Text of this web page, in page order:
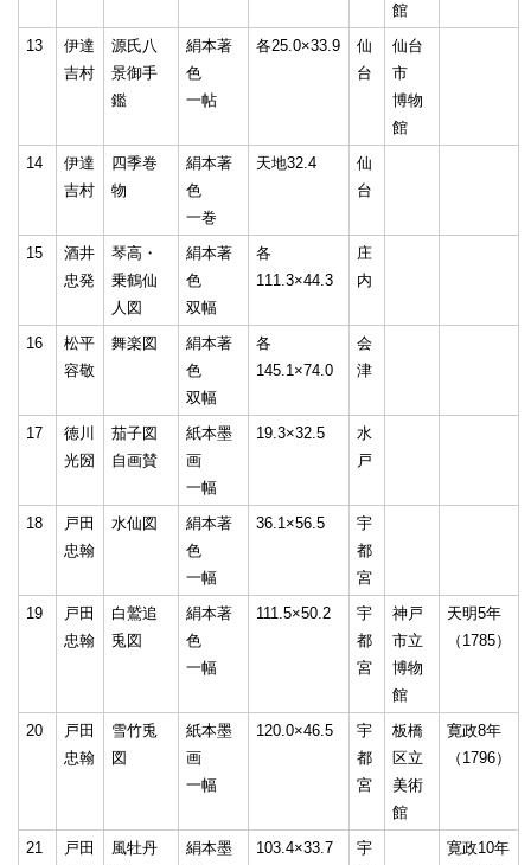
館
13
伊達
吉村
源氏八
景御手
鑑
絹本著
色
一帖
各25.0×33.9
仙
台
仙台
市
博物
館
14
伊達
吉村
四季巻
物
絹本著
色
一巻
天地32.4
仙
台
15
酒井
忠発
琴高・
乗鶴仙
人図
絹本著
色
双幅
各
111.3×44.3
庄
内
16
松平
容敬
舞楽図
絹本著
色
双幅
各
145.1×74.0
会
津
17
徳川
光圀
茄子図
自画賛
紙本墨
画
一幅
19.3×32.5
水
戸
18
戸田
忠翰
水仙図
絹本著
色
一幅
36.1×56.5
宇
都
宮
19
戸田
忠翰
白鷲追
兎図
絹本著
色
一幅
111.5×50.2
宇
都
宮
神戸
市立
博物
館
天明5年
（1785）
20
戸田
忠翰
雪竹兎
図
紙本墨
画
一幅
120.0×46.5
宇
都
宮
板橋
区立
美術
館
寛政8年
（1796）
21
戸田
風牡丹
絹本墨
103.4×33.7
宇
寛政10年